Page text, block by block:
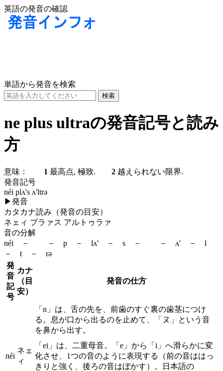
英語の発音の確認
単語から発音を検索
ne plus ultraの発音記号と読み
方
意味： 1 最高点, 極致. 2 越えられない限界.
発音記号
néi plʌ's ʌ'ltrə
▶発音
カタカナ読み（発音の目安）
ネェィ プラァス アルトゥラァ
音の分解
néi － － p － lʌ' － s － － ʌ' － l
－ t － rə
発
音
記
号
カナ
（目
安）
発音の仕方
néi
ネェ
ィ
「n」は、舌の先を、前歯のすぐ裏の歯茎につけ
る。息が口から出るのを止めて、「ヌ」という音
を鼻から出す。
「ei」は、二重母音。「e」から「i」へ滑らかに変
化させ、1つの音のように表現する（前の音ははっ
きりと強く、後ろの音はぼかす）。日本語の